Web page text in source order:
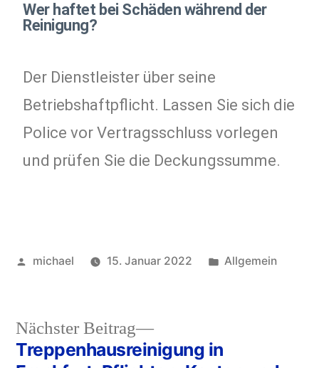
Wer haftet bei Schäden während der
Reinigung?
Der Dienstleister über seine
Betriebshaftpflicht. Lassen Sie sich die
Police vor Vertragsschluss vorlegen
und prüfen Sie die Deckungssumme.
michael 15. Januar 2022 Allgemein
Nächster Beitrag
Treppenhausreinigung in